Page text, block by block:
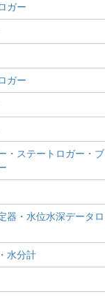
ガー
ガー
・ステートロガー・ブ
器・水位水深データロ
水分計